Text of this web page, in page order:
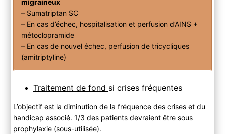
migraineux
– Sumatriptan SC
– En cas d’échec, hospitalisation et perfusion d’AINS +
métoclopramide
– En cas de nouvel échec, perfusion de tricycliques
(amitriptyline)
Traitement de fond si crises fréquentes
L’objectif est la diminution de la fréquence des crises et du
handicap associé. 1/3 des patients devraient être sous
prophylaxie (sous-utilisée).